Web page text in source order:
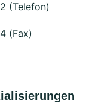
(Telefon)
(Fax)